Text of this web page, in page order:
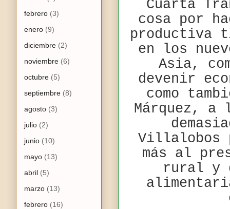
Cuarta
cosa por
productiva
en los
Asia,
devenir
como
Márquez, a
Villalobos
más al
rural y
febrero (3)
enero (9)
diciembre (2)
noviembre (6)
octubre (5)
septiembre (8)
agosto (3)
julio (2)
junio (10)
mayo (13)
abril (5)
marzo (13)
febrero (16)